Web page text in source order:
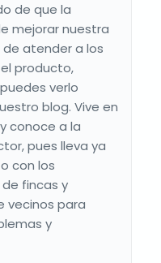
de que la
mejorar nuestra
de atender a los
producto,
verlo
blog. Vive en
conoce a la
pues lleva ya
con los
fincas y
vecinos para
y